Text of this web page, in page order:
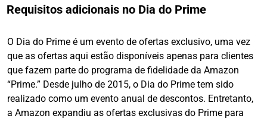
Requisitos adicionais no Dia do Prime
O Dia do Prime é um evento de ofertas exclusivo, uma vez
que as ofertas aqui estão disponíveis apenas para clientes
que fazem parte do programa de fidelidade da Amazon
“Prime.” Desde julho de 2015, o Dia do Prime tem sido
realizado como um evento anual de descontos. Entretanto,
a Amazon expandiu as ofertas exclusivas do Prime para